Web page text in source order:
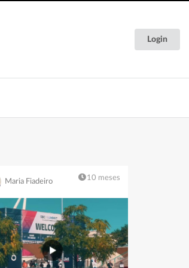
Login
Maria Fiadeiro 10 meses